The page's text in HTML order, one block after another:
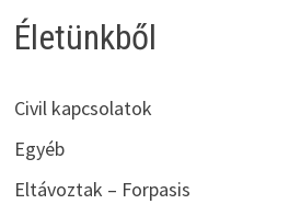
Életünkből
Civil kapcsolatok
Egyéb
Eltávoztak – Forpasis